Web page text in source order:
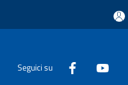
Seguici su